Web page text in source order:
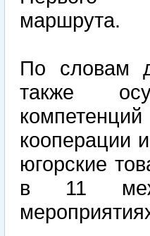
маршрута.
По словам
также
кооперации
югорские
в 11